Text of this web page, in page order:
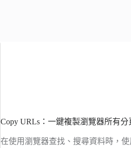
Copy URLs：一鍵複製瀏覽器所有分
在使用瀏覽器查找、搜尋資料時，